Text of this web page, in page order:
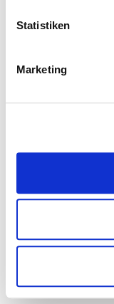
Statistiken
Marketing